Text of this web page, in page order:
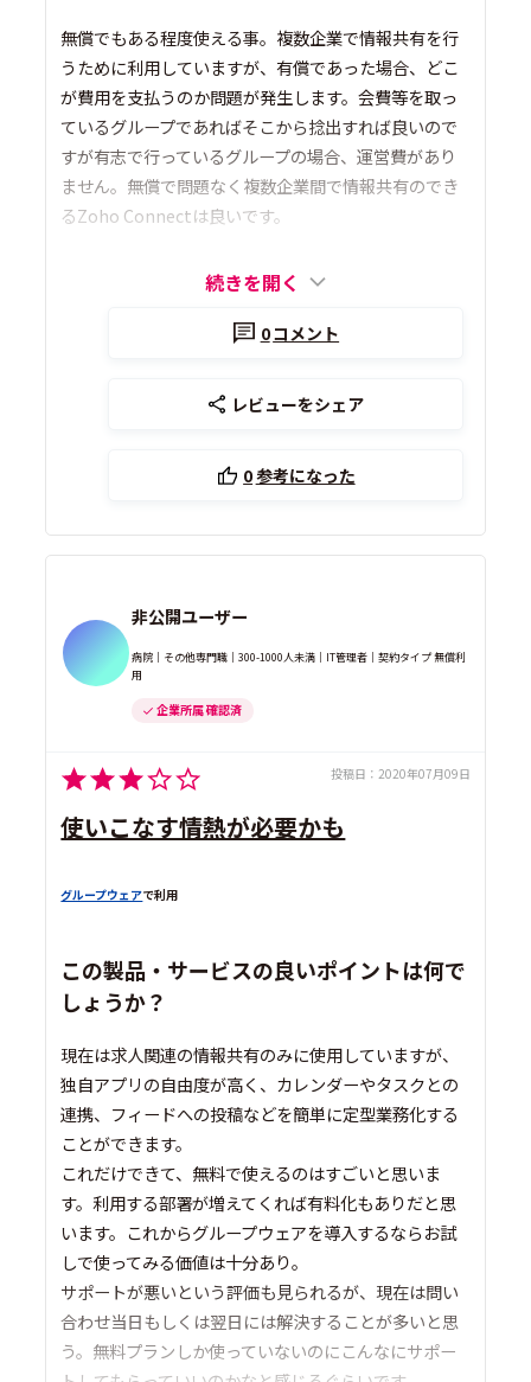
無償でもある程度使える事。複数企業で情報共有を行
うために利用していますが、有償であった場合、どこ
が費用を支払うのか問題が発生します。会費等を取っ
ているグループであればそこから捻出すれば良いので
すが有志で行っているグループの場合、運営費があり
ません。無償で問題なく複数企業間で情報共有のでき
るZoho Connectは良いです。
続きを開く
0コメント
レビューをシェア
0参考になった
非公開ユーザー
病院｜その他専門職｜300-1000人未満｜IT管理者｜契約タイプ 無償利
用
企業所属 確認済
投稿日： 2020年07月09日
使いこなす情熱が必要かも
グループウェアで利用
この製品・サービスの良いポイントは何で
しょうか？
現在は求人関連の情報共有のみに使用していますが、
独自アプリの自由度が高く、カレンダーやタスクとの
連携、フィードへの投稿などを簡単に定型業務化する
ことができます。
これだけできて、無料で使えるのはすごいと思いま
す。利用する部署が増えてくれば有料化もありだと思
います。これからグループウェアを導入するならお試
しで使ってみる価値は十分あり。
サポートが悪いという評価も見られるが、現在は問い
合わせ当日もしくは翌日には解決することが多いと思
う。無料プランしか使っていないのにこんなにサポー